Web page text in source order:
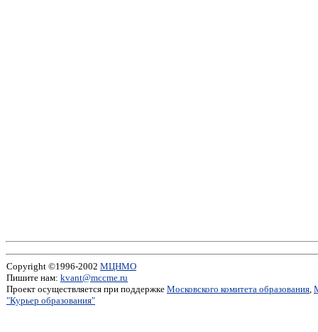
Copyright ©1996-2002 МЦНМО
Пишите нам: kvant@mccme.ru
Проект осуществляется при поддержке Московского комитета образования,
"Курьер образования"